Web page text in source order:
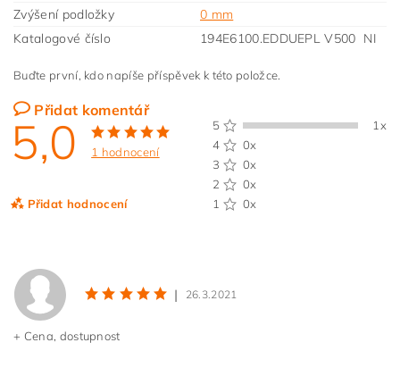
Zvýšení podložky
0 mm
Katalogové číslo
194E6100.EDDUEPL V500 NI
Buďte první, kdo napíše příspěvek k této položce.
Přidat komentář
5,0 1 hodnocení
Přidat hodnocení
5
1x
4
0x
3
0x
2
0x
1
0x
| 26.3.2021
+ Cena, dostupnost